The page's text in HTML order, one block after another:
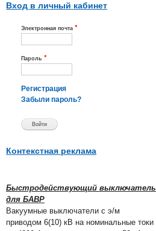
Вход в личный кабинет
Электронная почта *
Пароль *
Регистрация
Забыли пароль?
Контекстная реклама
Быстродействующий выключатель
для БАВР
Вакуумные выключатели с э/м
приводом 6(10) кВ на номинальные токи